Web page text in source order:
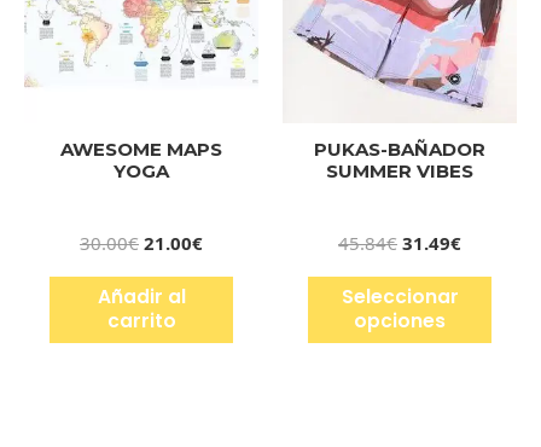
AWESOME MAPS
YOGA
30.00€ 21.00€
Añadir al
carrito
PUKAS-BAÑADOR
SUMMER VIBES
45.84€ 31.49€
Seleccionar
opciones